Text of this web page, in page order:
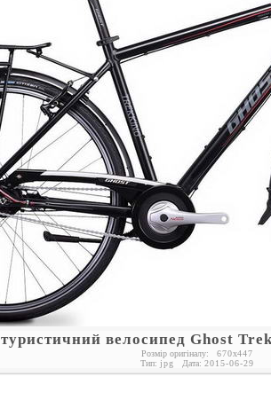
туристичний велосипед Ghost
Розмір оригіналу: 670x447
Тип: jpg Дата: 2015-06-29